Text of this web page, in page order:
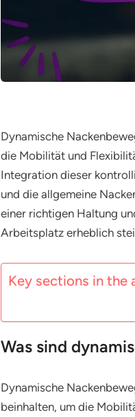
Dynamische
die Mobilität und
Integration dieser
und die allgemeine
einer richtigen Haltung
Arbeitsplatz erheblich
Key sections in the
Was sind
Dynamische
beinhalten, um die